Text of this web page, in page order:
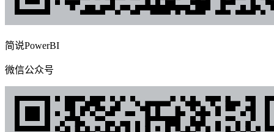
简说PowerBI
微信公众号